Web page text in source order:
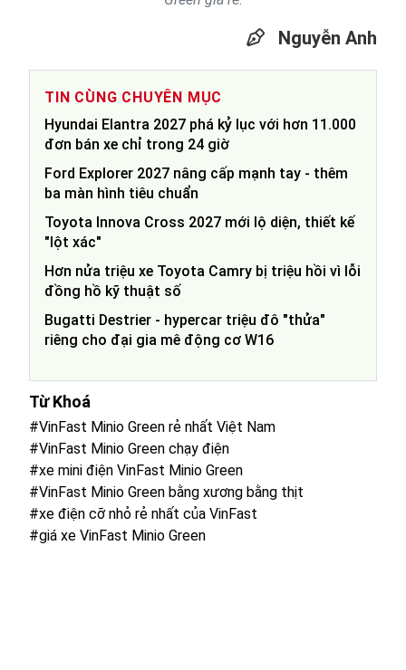
Nguyễn Anh
TIN CÙNG CHUYÊN MỤC
Hyundai Elantra 2027 phá kỷ lục với hơn 11.000
đơn bán xe chỉ trong 24 giờ
Ford Explorer 2027 nâng cấp mạnh tay - thêm
ba màn hình tiêu chuẩn
Toyota Innova Cross 2027 mới lộ diện, thiết kế
"lột xác"
Hơn nửa triệu xe Toyota Camry bị triệu hồi vì lỗi
đồng hồ kỹ thuật số
Bugatti Destrier - hypercar triệu đô "thửa"
riêng cho đại gia mê động cơ W16
Từ Khoá
#VinFast Minio Green rẻ nhất Việt Nam
#VinFast Minio Green chạy điện
#xe mini điện VinFast Minio Green
#VinFast Minio Green bằng xương bằng thịt
#xe điện cỡ nhỏ rẻ nhất của VinFast
#giá xe VinFast Minio Green